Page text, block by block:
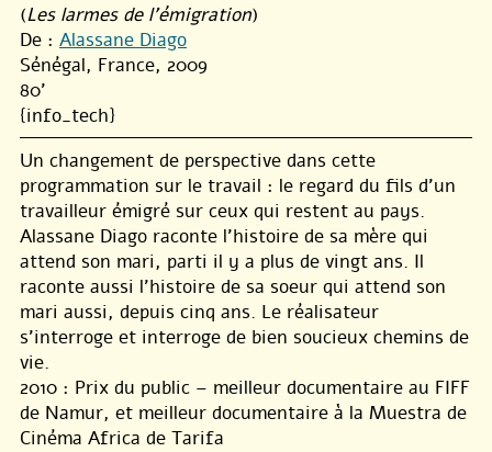
(Les larmes de l'émigration)
De : Alassane Diago
Sénégal, France, 2009
80'
{info_tech}
Un changement de perspective dans cette
programmation sur le travail : le regard du fils d’un
travailleur émigré sur ceux qui restent au pays.
Alassane Diago raconte l’histoire de sa mère qui
attend son mari, parti il y a plus de vingt ans. Il
raconte aussi l’histoire de sa soeur qui attend son
mari aussi, depuis cinq ans. Le réalisateur
s’interroge et interroge de bien soucieux chemins de
vie.
2010 : Prix du public – meilleur documentaire au FIFF
de Namur, et meilleur documentaire à la Muestra de
Cinéma Africa de Tarifa